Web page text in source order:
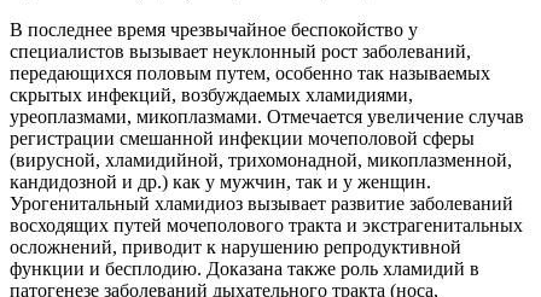
В последнее время чрезвычайное беспокойство у
специалистов вызывает неуклонный рост заболеваний,
передающихся половым путем, особенно так называемых
скрытых инфекций, возбуждаемых хламидиями,
уреоплазмами, микоплазмами. Отмечается увеличение случав
регистрации смешанной инфекции мочеполовой сферы
(вирусной, хламидийной, трихомонадной, микоплазменной,
кандидозной и др.) как у мужчин, так и у женщин.
Урогенитальный хламидиоз вызывает развитие заболеваний
восходящих путей мочеполового тракта и экстрагенитальных
осложнений, приводит к нарушению репродуктивной
функции и бесплодию. Доказана также роль хламидий в
патогенезе заболеваний дыхательного тракта (носа,